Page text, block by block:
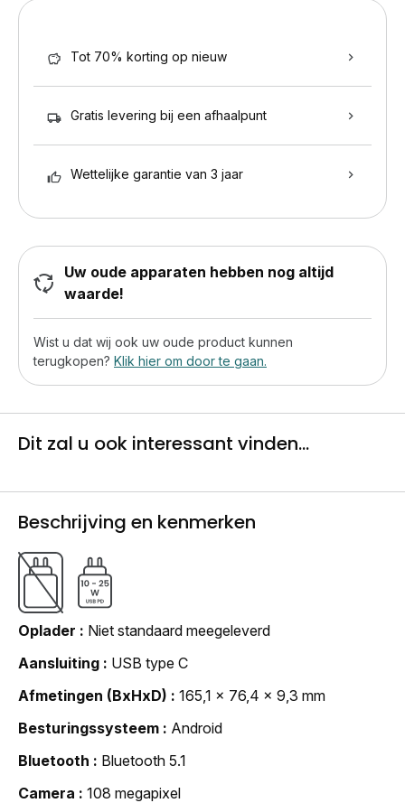
Tot 70% korting op nieuw
Gratis levering bij een afhaalpunt
Wettelijke garantie van 3 jaar
Uw oude apparaten hebben nog altijd
waarde!
Wist u dat wij ook uw oude product kunnen
terugkopen? Klik hier om door te gaan.
Dit zal u ook interessant vinden...
Beschrijving en kenmerken
Oplader
Niet standaard meegeleverd
Aansluiting
USB type C
Afmetingen (BxHxD)
165,1 x 76,4 x 9,3 mm
Besturingssysteem
Android
Bluetooth
Bluetooth 5.1
Camera
108 megapixel